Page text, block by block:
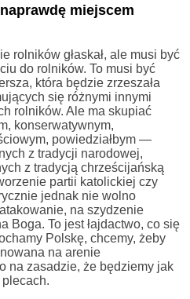
miejscem
rolników głaskał, ale musi być
do rolników. To musi być
która będzie zrzeszała
się różnymi innymi
rolników. Ale ma skupiać
konserwatywnym,
powiedziałbym —
z tradycji narodowej,
z tradycją chrześcijańską
partii katolickiej czy
jednak nie wolno
na szydzenie
Boga. To jest łajdactwo, co się
Polskę, chcemy, żeby
na arenie
na zasadzie, że będziemy jak